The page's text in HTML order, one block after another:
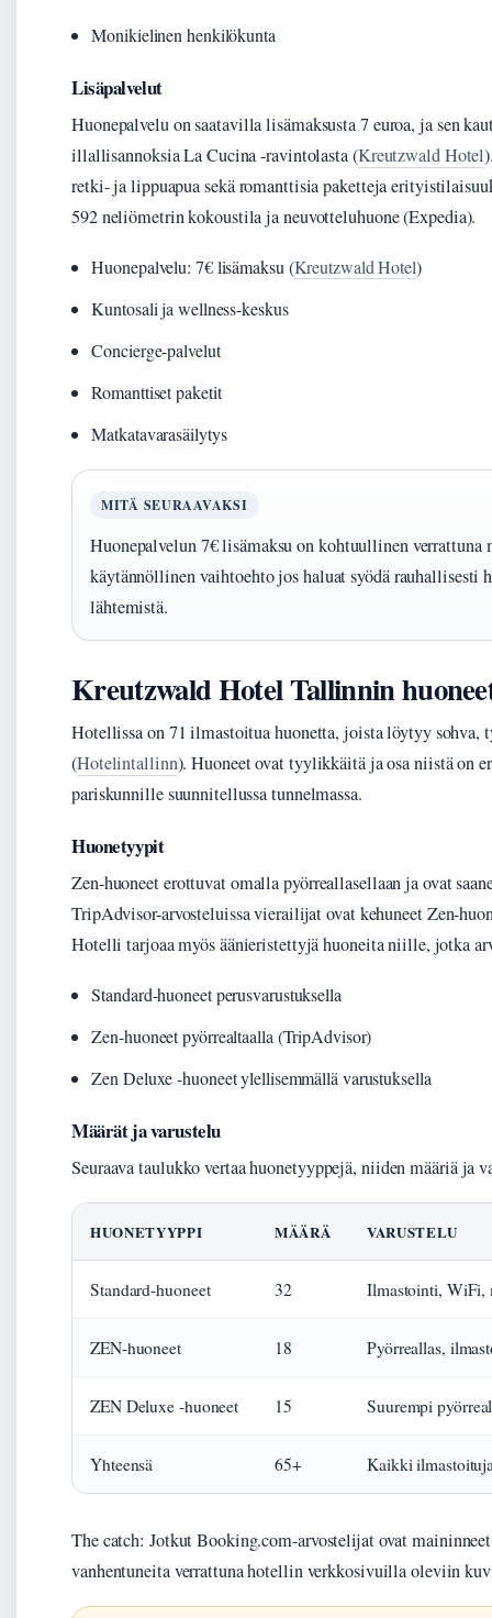
Monikielinen henkilökunta
Lisäpalvelut
Huonepalvelu on saatavilla lisämaksusta 7 euroa, ja sen
illallisannoksia La Cucina -ravintolasta (Kreutzwald Hotel
retki- ja lippuapua sekä romanttisia paketteja
592 neliömetrin kokoustila ja neuvotteluhuone (Expedia).
Huonepalvelu: 7€ lisämaksu (Kreutzwald Hotel)
Kuntosali ja wellness-keskus
Concierge-palvelut
Romanttiset paketit
Matkatavarasäilytys
MITÄ SEURAAVAKSI
Huonepalvelun 7€ lisämaksu on kohtuullinen
käytännöllinen vaihtoehto jos haluat syödä rauhallisesti
lähtemistä.
Kreutzwald Hotel Tallinnin
Hotellissa on 71 ilmastoitua huonetta, joista löytyy
(Hotelintallinn). Huoneet ovat tyylikkäitä ja osa niistä on
pariskunnille suunnitellussa tunnelmassa.
Huonetyypit
Zen-huoneet erottuvat omalla pyörreallasellaan ja ovat
TripAdvisor-arvosteluissa vierailijat ovat kehuneet Zen-
Hotelli tarjoaa myös äänieristettyjä huoneita niille, jotka
Standard-huoneet perusvarustuksella
Zen-huoneet pyörrealtaalla (TripAdvisor)
Zen Deluxe -huoneet ylellisemmällä varustuksella
Määrät ja varustelu
Seuraava taulukko vertaa huonetyyppejä, niiden määriä ja
HUONETYYPPI MÄÄRÄ VARUSTELU
Standard-huoneet 32 Ilmastointi, WiFi,
ZEN-huoneet 18 Pyörreallas,
ZEN Deluxe -huoneet 15 Suurempi
Yhteensä 65+ Kaikki
The catch: Jotkut Booking.com-arvostelijat ovat
vanhentuneita verrattuna hotellin verkkosivuilla oleviin